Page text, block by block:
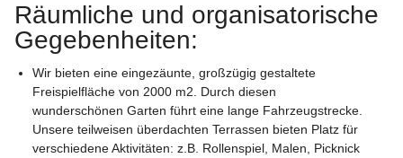
Räumliche und organisatorische
Gegebenheiten:
Wir bieten eine eingezäunte, großzügig gestaltete
Freispielfläche von 2000 m2. Durch diesen
wunderschönen Garten führt eine lange Fahrzeugstrecke.
Unsere teilweisen überdachten Terrassen bieten Platz für
verschiedene Aktivitäten: z.B. Rollenspiel, Malen, Picknick